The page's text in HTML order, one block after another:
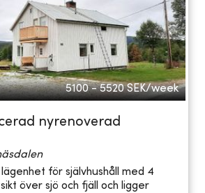
5100 - 5520 SEK/week
nyrenoverad
för självhushåll med 4
över sjö och fjäll och ligger